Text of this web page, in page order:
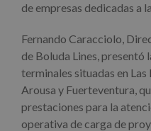
de empresas dedicadas a
Fernando Caracciolo,
de Boluda Lines, presentó
terminales situadas en
Arousa y Fuerteventura,
prestaciones para la
operativa de carga de